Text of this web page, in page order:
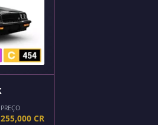
PREÇO
255,000 CR